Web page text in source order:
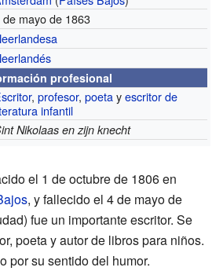
de mayo de 1863
profesional
,profesor,poetayescritor de
infantil
Nikolaas en zijn knecht
el 1 de octubre de 1806 en
, y fallecido el 4 de mayo de
fue un importante escritor. Se
poeta y autor de libros para niños.
por su sentido del humor.